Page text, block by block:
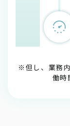
※但し、業務
働時